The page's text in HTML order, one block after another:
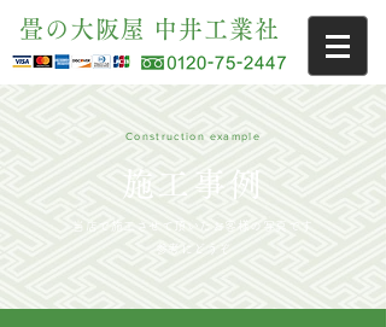
畳の大阪屋 中井工業社
Construction example
施工事例
当店で施工させて頂いたお客様の写真です
参考にどうぞ